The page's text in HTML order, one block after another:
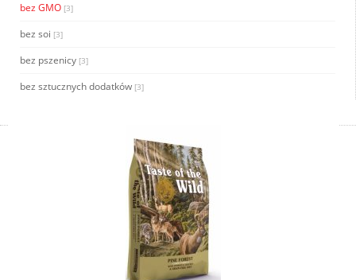
bez GMO [3]
bez soi [3]
bez pszenicy [3]
bez sztucznych dodatków [3]